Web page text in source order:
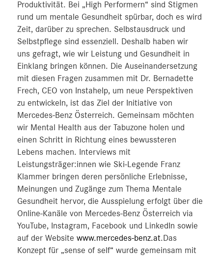
Produktivität. Bei „High Performern“ sind Stigmen
rund um mentale Gesundheit spürbar, doch es wird
Zeit, darüber zu sprechen. Selbstausdruck und
Selbstpflege sind essenziell. Deshalb haben wir
uns gefragt, wie wir Leistung und Gesundheit in
Einklang bringen können. Die Auseinandersetzung
mit diesen Fragen zusammen mit Dr. Bernadette
Frech, CEO von Instahelp, um neue Perspektiven
zu entwickeln, ist das Ziel der Initiative von
Mercedes-Benz Österreich. Gemeinsam möchten
wir Mental Health aus der Tabuzone holen und
einen Schritt in Richtung eines bewussteren
Lebens machen. Interviews mit
Leistungsträger:innen wie Ski-Legende Franz
Klammer bringen deren persönliche Erlebnisse,
Meinungen und Zugänge zum Thema Mentale
Gesundheit hervor, die Ausspielung erfolgt über die
Online-Kanäle von Mercedes-Benz Österreich via
YouTube, Instagram, Facebook und LinkedIn sowie
auf der Website www.mercedes-benz.at.Das
Konzept für „sense of self“ wurde gemeinsam mit